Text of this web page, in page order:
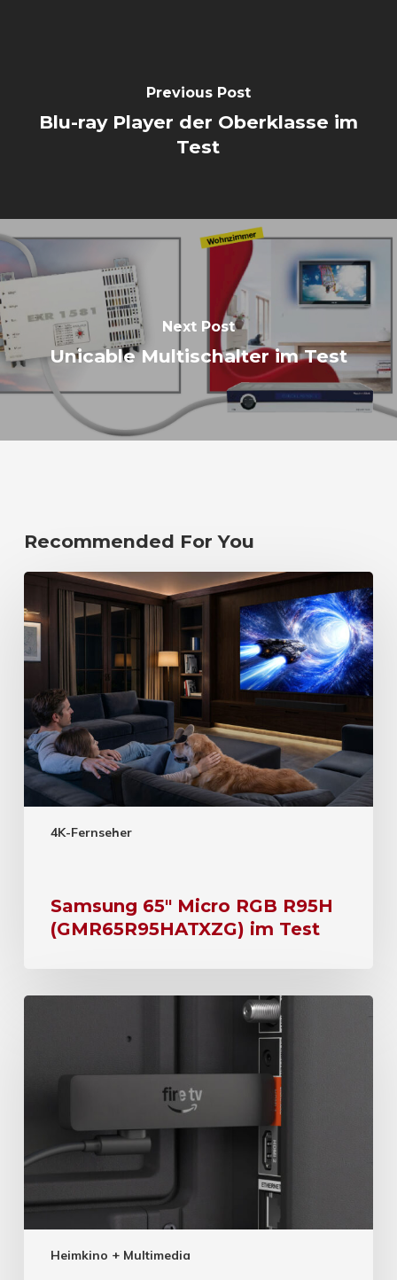
Previous Post
Blu-ray Player der Oberklasse im
Test
Next Post
Unicable Multischalter im Test
Recommended For You
4K-Fernseher
Samsung 65″ Micro RGB R95H
(GMR65R95HATXZG) im Test
Heimkino + Multimedia